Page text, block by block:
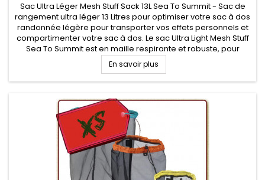
Sac Ultra Léger Mesh Stuff Sack 13L Sea To Summit - Sac de
rangement ultra léger 13 Litres pour optimiser votre sac à dos
randonnée légère pour transporter vos effets personnels et
compartimenter votre sac à dos. Le sac Ultra Light Mesh Stuff
Sea To Summit est en maille respirante et robuste, pour
ranger du matériel humide ou devant respirer
En savoir plus